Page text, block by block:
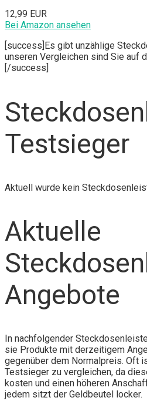
12,99 EUR
Bei Amazon ansehen
[success]Es gibt unzählige
unseren Vergleichen sind Sie auf
[/success]
Testsieger
Aktuell wurde kein
Aktuelle
Angebote
In nachfolgender
sie Produkte mit derzeitigem
gegenüber dem Normalpreis. Oft
Testsieger zu vergleichen, da
kosten und einen höheren
jedem sitzt der Geldbeutel locker.